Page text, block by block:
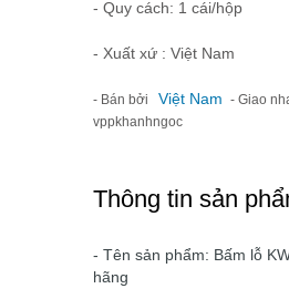
- Quy cách: 1 cái/hộp
- Xuất xứ : Việt Nam
- Bán bởi Việt Nam - Giao
vppkhanhngoc
Thông tin sản
- Tên sản phẩm: Bấm lỗ
hãng